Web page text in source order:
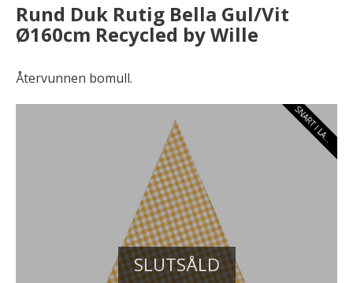
Rund Duk Rutig Bella Gul/Vit
Ø160cm Recycled by Wille
Återvunnen bomull.
SLUTSÅLD
S
N
A
R
T
I
L
A
G
E
R